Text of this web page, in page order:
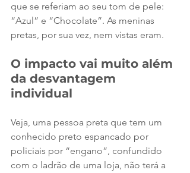
que se referiam ao seu tom de pele:
“Azul” e “Chocolate”. As meninas
pretas, por sua vez, nem vistas eram.
O impacto vai muito além
da desvantagem
individual
Veja, uma pessoa preta que tem um
conhecido preto espancado por
policiais por “engano”, confundido
com o ladrão de uma loja, não terá a